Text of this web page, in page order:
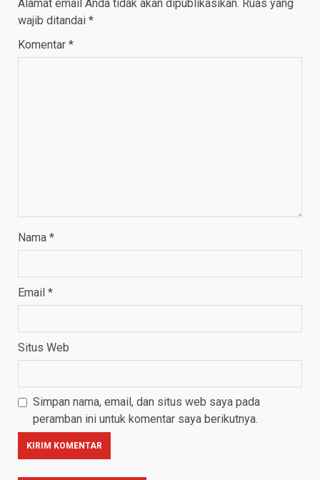
Alamat email Anda tidak akan dipublikasikan. Ruas yang
wajib ditandai *
Komentar *
Nama *
Email *
Situs Web
Simpan nama, email, dan situs web saya pada
peramban ini untuk komentar saya berikutnya.